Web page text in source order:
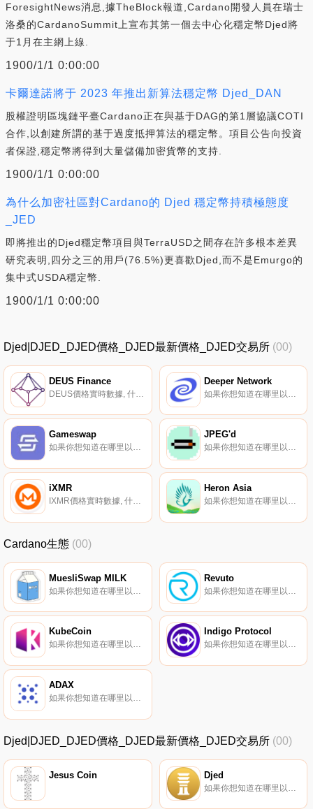
ForesightNews消息,據TheBlock報道,Cardano開發人員在瑞士
洛桑的CardanoSummit上宣布其第一個去中心化穩定幣Djed將
于1月在主網上線.
1900/1/1 0:00:00
卡爾達諾將于 2023 年推出新算法穩定幣 Djed_DAN
股權證明區塊鏈平臺Cardano正在與基于DAG的第1層協議COTI
合作,以創建所謂的基于過度抵押算法的穩定幣。項目公告向投資
者保證,穩定幣將得到大量儲備加密貨幣的支持.
1900/1/1 0:00:00
為什么加密社區對Cardano的 Djed 穩定幣持積極態度
_JED
即將推出的Djed穩定幣項目與TerraUSD之間存在許多根本差異
研究表明,四分之三的用戶(76.5%)更喜歡Djed,而不是Emurgo的
集中式USDA穩定幣.
1900/1/1 0:00:00
Djed|DJED_DJED價格_DJED最新價格_DJED交易所 (00)
DEUS Finance
DEUS價格實時數據, 什么是二進制？DEUS Finance旨在構建下一代資產標記化。他們的主張是幫助用戶將任何可數字驗證的資產安全地轉移到區塊鏈上。DEUS資產標記化可以讓用戶直接在以太坊區塊鏈上交易真實世界的資產和衍生品,如股票和商品.
Deeper Network
Gameswap
如果你想知道在哪里以當前價格購買Gameswap,目前交易{Gameswap]股票的頂級加密貨幣交易所是BKEX和Uniswap（V2）。您可以在我們的加密貨幣交易所頁面上找到其他列表.
JPEG'd
如果你想知道在哪里以當前價格購買JPEG'd,目前交易{JPEG'd]股票的頂級加密貨幣交易所是Bitget、XT.COM、MEXC、BKEX和CoinEx。您可以在我們的加密貨幣交易所頁面上找到其他列表.
iXMR
IXMR價格實時數據, 什么是二進制？iXMR是由Synthetix協議啟用的反向合成Monero令牌。它通過Chainlink的去中心化預言機網絡提供的價格信息反向跟蹤Monero的價格.
Heron Asia
如果你想知道在哪里以當前價格購買Heron Asia,目前交易{Heron Asia]股票的頂級加密貨幣交易所是PancakeSwap（V2）。您可以在我們的加密貨幣交易所頁面上找到其他列表。健康和福祉從未像現在這樣重要。當涉及到我們的身體、思想和地球時,我們真的學會了照顧好自己.
Cardano生態 (00)
MuesliSwap MILK Revuto
KubeCoin
如果你想知道在哪里以當前價格購買KubeCoin,目前交易{KubeCoin]股票的頂級加密貨幣交易所是Bitrue、BitMart、Gate.io、HuoKUBE和MEXC。您可以在我們的加密貨幣交易所頁面上找到其他列表。什么是二進制？KubeCoin是數字支付的主流貨幣.
Indigo Protocol
如果你想知道在哪里以當前價格購買Indigo Protocol,目前交易{Indigo Protocol]股票的頂級加密貨幣交易所是SundaeSwap。您可以在我們的加密貨幣交易所頁面上找到其他列表。Indigo是一個基于Cardano的自主合成協議,用于對真實世界資產的鏈上價格敞口.
ADAX
如果你想知道在哪里以當前價格購買ADAX,目前交易{ADAX]股票的頂級加密貨幣交易所是Bitrue、MEXC、LATOKEN、ExMarkets和SundaeSwap。您可以在我們的加密貨幣交易所頁面上找到其他列表.
Djed|DJED_DJED價格_DJED最新價格_DJED交易所 (00)
Jesus Coin Djed